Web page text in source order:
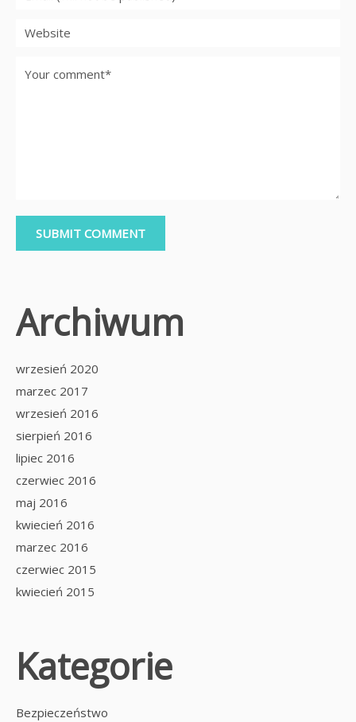
Archiwum
wrzesień 2020
marzec 2017
wrzesień 2016
sierpień 2016
lipiec 2016
czerwiec 2016
maj 2016
kwiecień 2016
marzec 2016
czerwiec 2015
kwiecień 2015
Kategorie
Bezpieczeństwo